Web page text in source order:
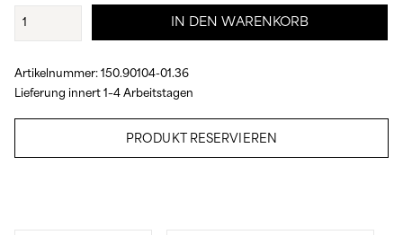
Ballerinen
Menge
IN DEN WARENKORB
Artikelnummer: 150.90104-01.36
Lieferung innert 1–4 Arbeitstagen
PRODUKT RESERVIEREN